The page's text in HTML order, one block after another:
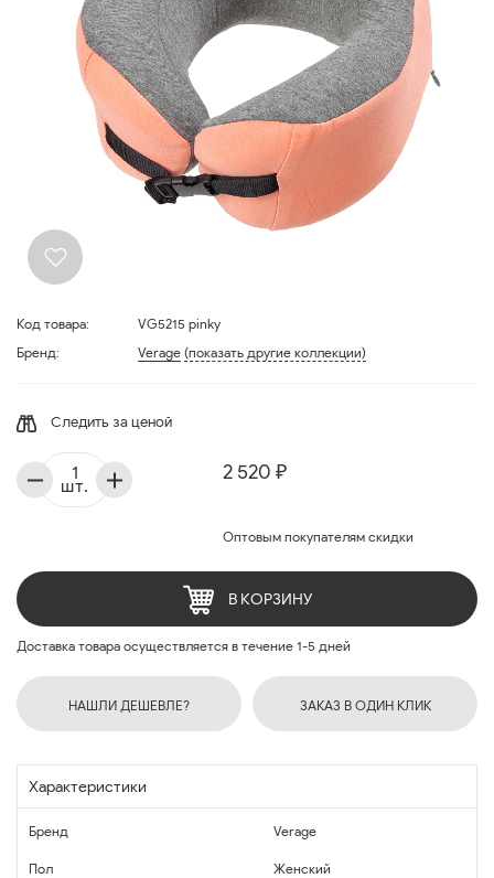
Код товара:
VG5215 pinky
Бренд:
Verage (показать другие коллекции)
Следить за ценой
2 520 ₽
Оптовым покупателям скидки
шт.
В КОРЗИНУ
Доставка товара осуществляется в течение 1-5 дней
НАШЛИ ДЕШЕВЛЕ? ЗАКАЗ В ОДИН КЛИК
Характеристики
Бренд Verage
Пол Женский